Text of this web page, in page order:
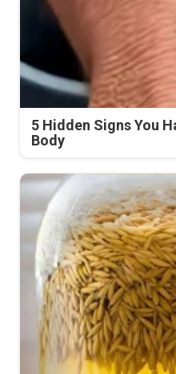
5 Hidden Signs You
Body